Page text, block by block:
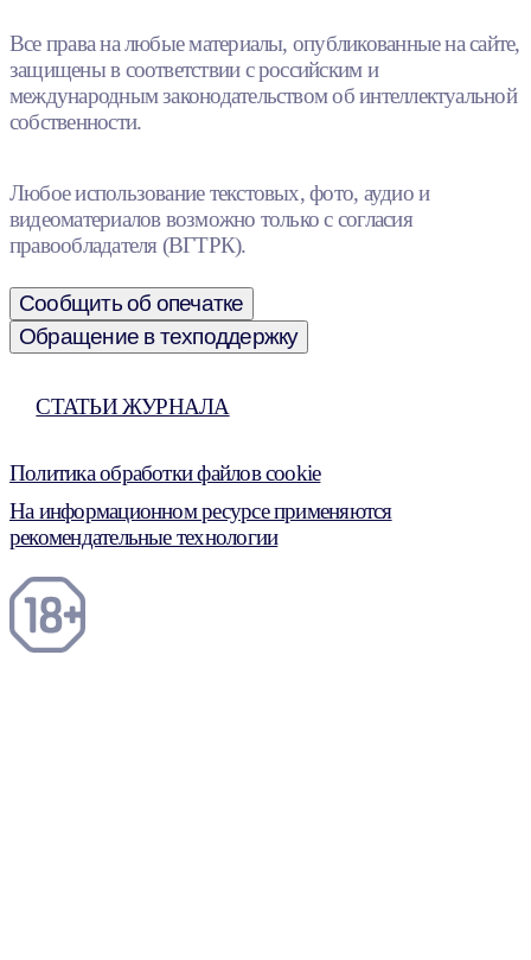
Все права на любые материалы, опубликованные на сайте,
защищены в соответствии с российским и
международным законодательством об интеллектуальной
собственности.
Любое использование текстовых, фото, аудио и
видеоматериалов возможно только с согласия
правообладателя (ВГТРК).
Сообщить об опечатке
Обращение в техподдержку
СТАТЬИ ЖУРНАЛА
Политика обработки файлов cookie
На информационном ресурсе применяются
рекомендательные технологии